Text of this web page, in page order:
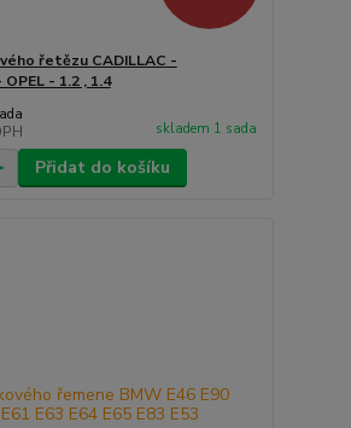
řetězu CADILLAC -
- 1.2 , 1.4
skladem 1 sada
Přidat do košíku